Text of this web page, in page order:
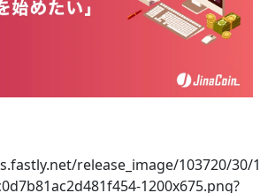
release_image/103720/30/
1200x675.png?